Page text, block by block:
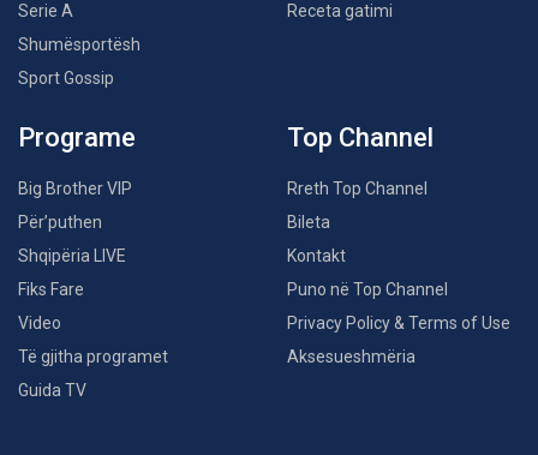
Serie A
Shumësportësh
Sport Gossip
Receta gatimi
Programe
Big Brother VIP
Për’puthen
Shqipëria LIVE
Fiks Fare
Video
Të gjitha programet
Guida TV
Top Channel
Rreth Top Channel
Bileta
Kontakt
Puno në Top Channel
Privacy Policy & Terms of Use
Aksesueshmëria